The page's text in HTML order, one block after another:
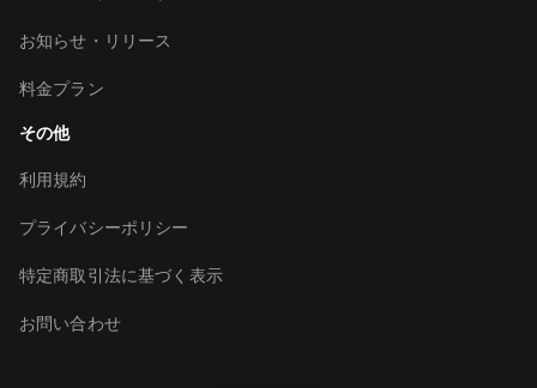
お知らせ・リリース
料金プラン
その他
利用規約
プライバシーポリシー
特定商取引法に基づく表示
お問い合わせ